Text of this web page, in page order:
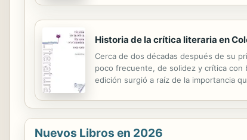
Historia de la crítica literaria en
Cerca de dos décadas después de su
poco frecuente, de solidez y crítica con
edición surgió a raíz de la importancia
Nuevos Libros en 2026